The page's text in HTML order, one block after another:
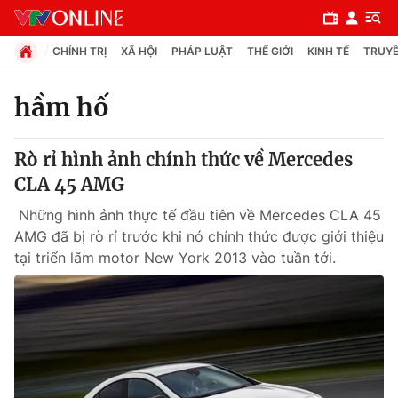
Chuyên mục
Chính trị
Xã hội
Pháp luật
Thế giới
CHÍNH TRỊ XÃ HỘI PHÁP LUẬT THẾ GIỚI KINH TẾ
hầm hố
Rò rỉ hình ảnh chính thức về Mercedes
CLA 45 AMG
Những hình ảnh thực tế đầu tiên về Mercedes CLA 45
AMG đã bị rò rỉ trước khi nó chính thức được giới thiệu
tại triển lãm motor New York 2013 vào tuần tới.